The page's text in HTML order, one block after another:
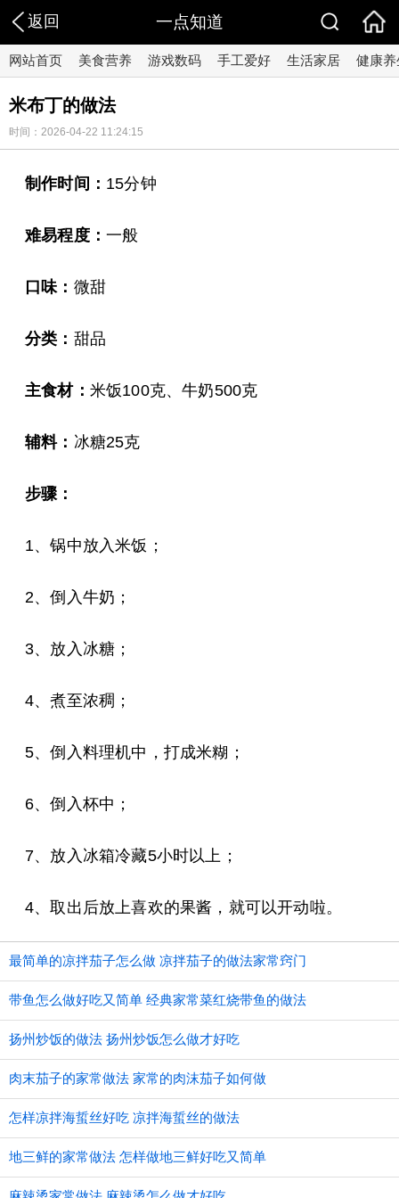
返回 一点知道
网站首页 美食营养 游戏数码 手工爱好 生活家居 健康养
米布丁的做法
时间：2026-04-22 11:24:15
制作时间： 15分钟
难易程度： 一般
口味： 微甜
分类： 甜品
主食材： 米饭100克、牛奶500克
辅料： 冰糖25克
步骤：
1、锅中放入米饭；
2、倒入牛奶；
3、放入冰糖；
4、煮至浓稠；
5、倒入料理机中，打成米糊；
6、倒入杯中；
7、放入冰箱冷藏5小时以上；
4、取出后放上喜欢的果酱，就可以开动啦。
最简单的凉拌茄子怎么做 凉拌茄子的做法家常窍门
带鱼怎么做好吃又简单 经典家常菜红烧带鱼的做法
扬州炒饭的做法 扬州炒饭怎么做才好吃
肉末茄子的家常做法 家常的肉沫茄子如何做
怎样凉拌海蜇丝好吃 凉拌海蜇丝的做法
地三鲜的家常做法 怎样做地三鲜好吃又简单